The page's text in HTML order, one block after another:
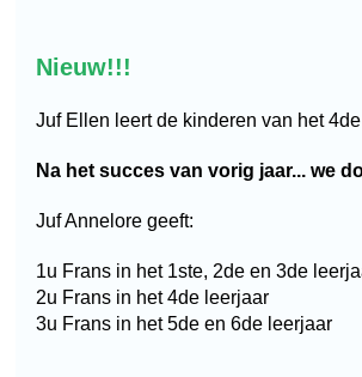
Nieuw!!!
Juf Ellen leert de kinderen van het
Na het succes van vorig jaar... we
Juf Annelore geeft:
1u Frans in het 1ste, 2de en 3de
2u Frans in het 4de leerjaar
3u Frans in het 5de en 6de leerjaar